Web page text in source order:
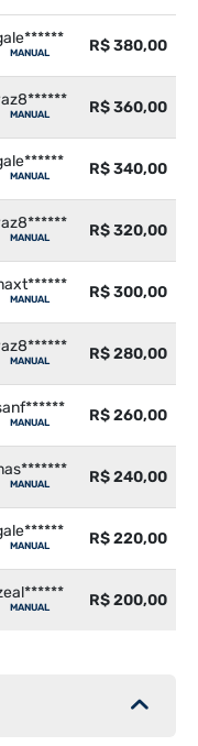
MANUAL R$ 380,00
MANUAL R$ 360,00
MANUAL R$ 340,00
MANUAL R$ 320,00
MANUAL R$ 300,00
MANUAL R$ 280,00
MANUAL R$ 260,00
MANUAL R$ 240,00
MANUAL R$ 220,00
MANUAL R$ 200,00